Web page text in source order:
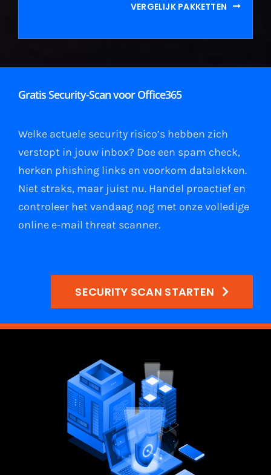
VERGELIJK PAKKETTEN
Gratis Security-Scan voor Office365
Welke actuele security risico’s hebben zich
verstopt in jouw inbox? Doe een spam check,
herken phishing linksen voorkom datalekken.
Niet straks, maar juist nu. Handel proactief en
controleer het vandaag nog met onze volledige
online e-mail threat scanner.
SECURITY SCAN STARTEN